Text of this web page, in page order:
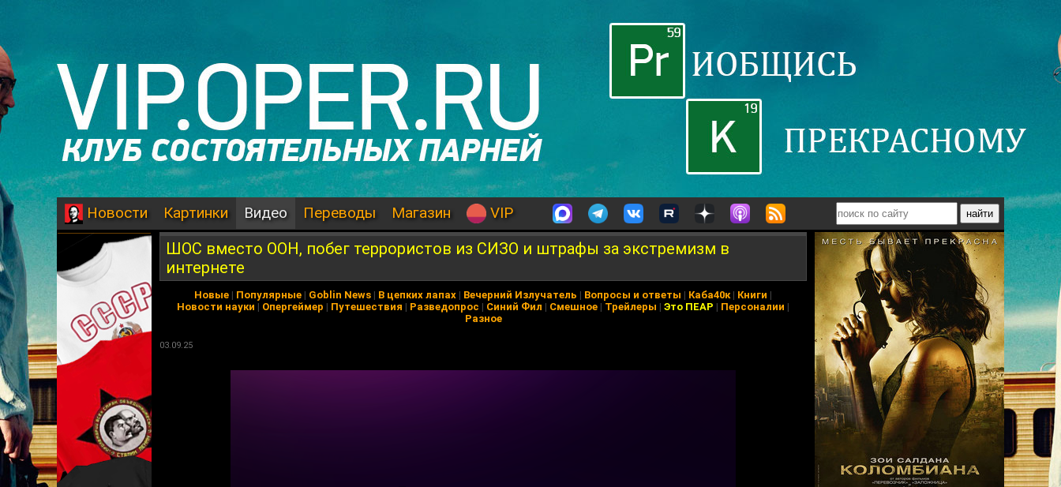
Новости Картинки Видео Переводы Магазин VIP
ШОС вместо ООН, побег террористов из СИЗО и штрафы за экстремизм в
интернете
Новые | Популярные | Goblin News | В цепких лапах | Вечерний Излучатель | Вопросы и ответы | Каба40к| Книги |
Новости науки | Опергеймер | Путешествия | Разведопрос | Синий Фил | Смешное | Трейлеры | Это ПЕАР | Персоналии |
Разное
03.09.25